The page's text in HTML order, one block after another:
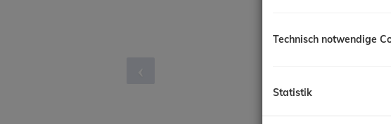
Technisch notwendige
Statistik